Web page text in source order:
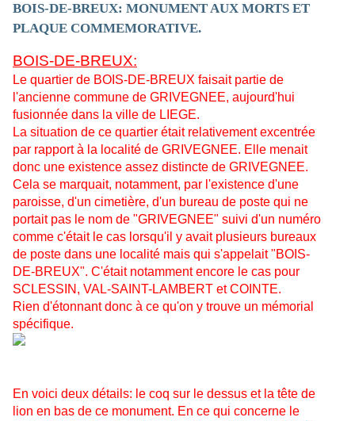
BOIS-DE-BREUX: MONUMENT AUX MORTS ET
PLAQUE COMMEMORATIVE.
BOIS-DE-BREUX:
Le quartier de BOIS-DE-BREUX faisait partie de
l'ancienne commune de GRIVEGNEE, aujourd'hui
fusionnée dans la ville de LIEGE.
La situation de ce quartier était relativement excentrée
par rapport à la localité de GRIVEGNEE. Elle menait
donc une existence assez distincte de GRIVEGNEE.
Cela se marquait, notamment, par l'existence d'une
paroisse, d'un cimetière, d'un bureau de poste qui ne
portait pas le nom de "GRIVEGNEE" suivi d'un numéro
comme c'était le cas lorsqu'il y avait plusieurs bureaux
de poste dans une localité mais qui s'appelait "BOIS-
DE-BREUX". C'était notamment encore le cas pour
SCLESSIN, VAL-SAINT-LAMBERT et COINTE.
Rien d'étonnant donc à ce qu'on y trouve un mémorial
spécifique.
En voici deux détails: le coq sur le dessus et la tête de
lion en bas de ce monument. En ce qui concerne le